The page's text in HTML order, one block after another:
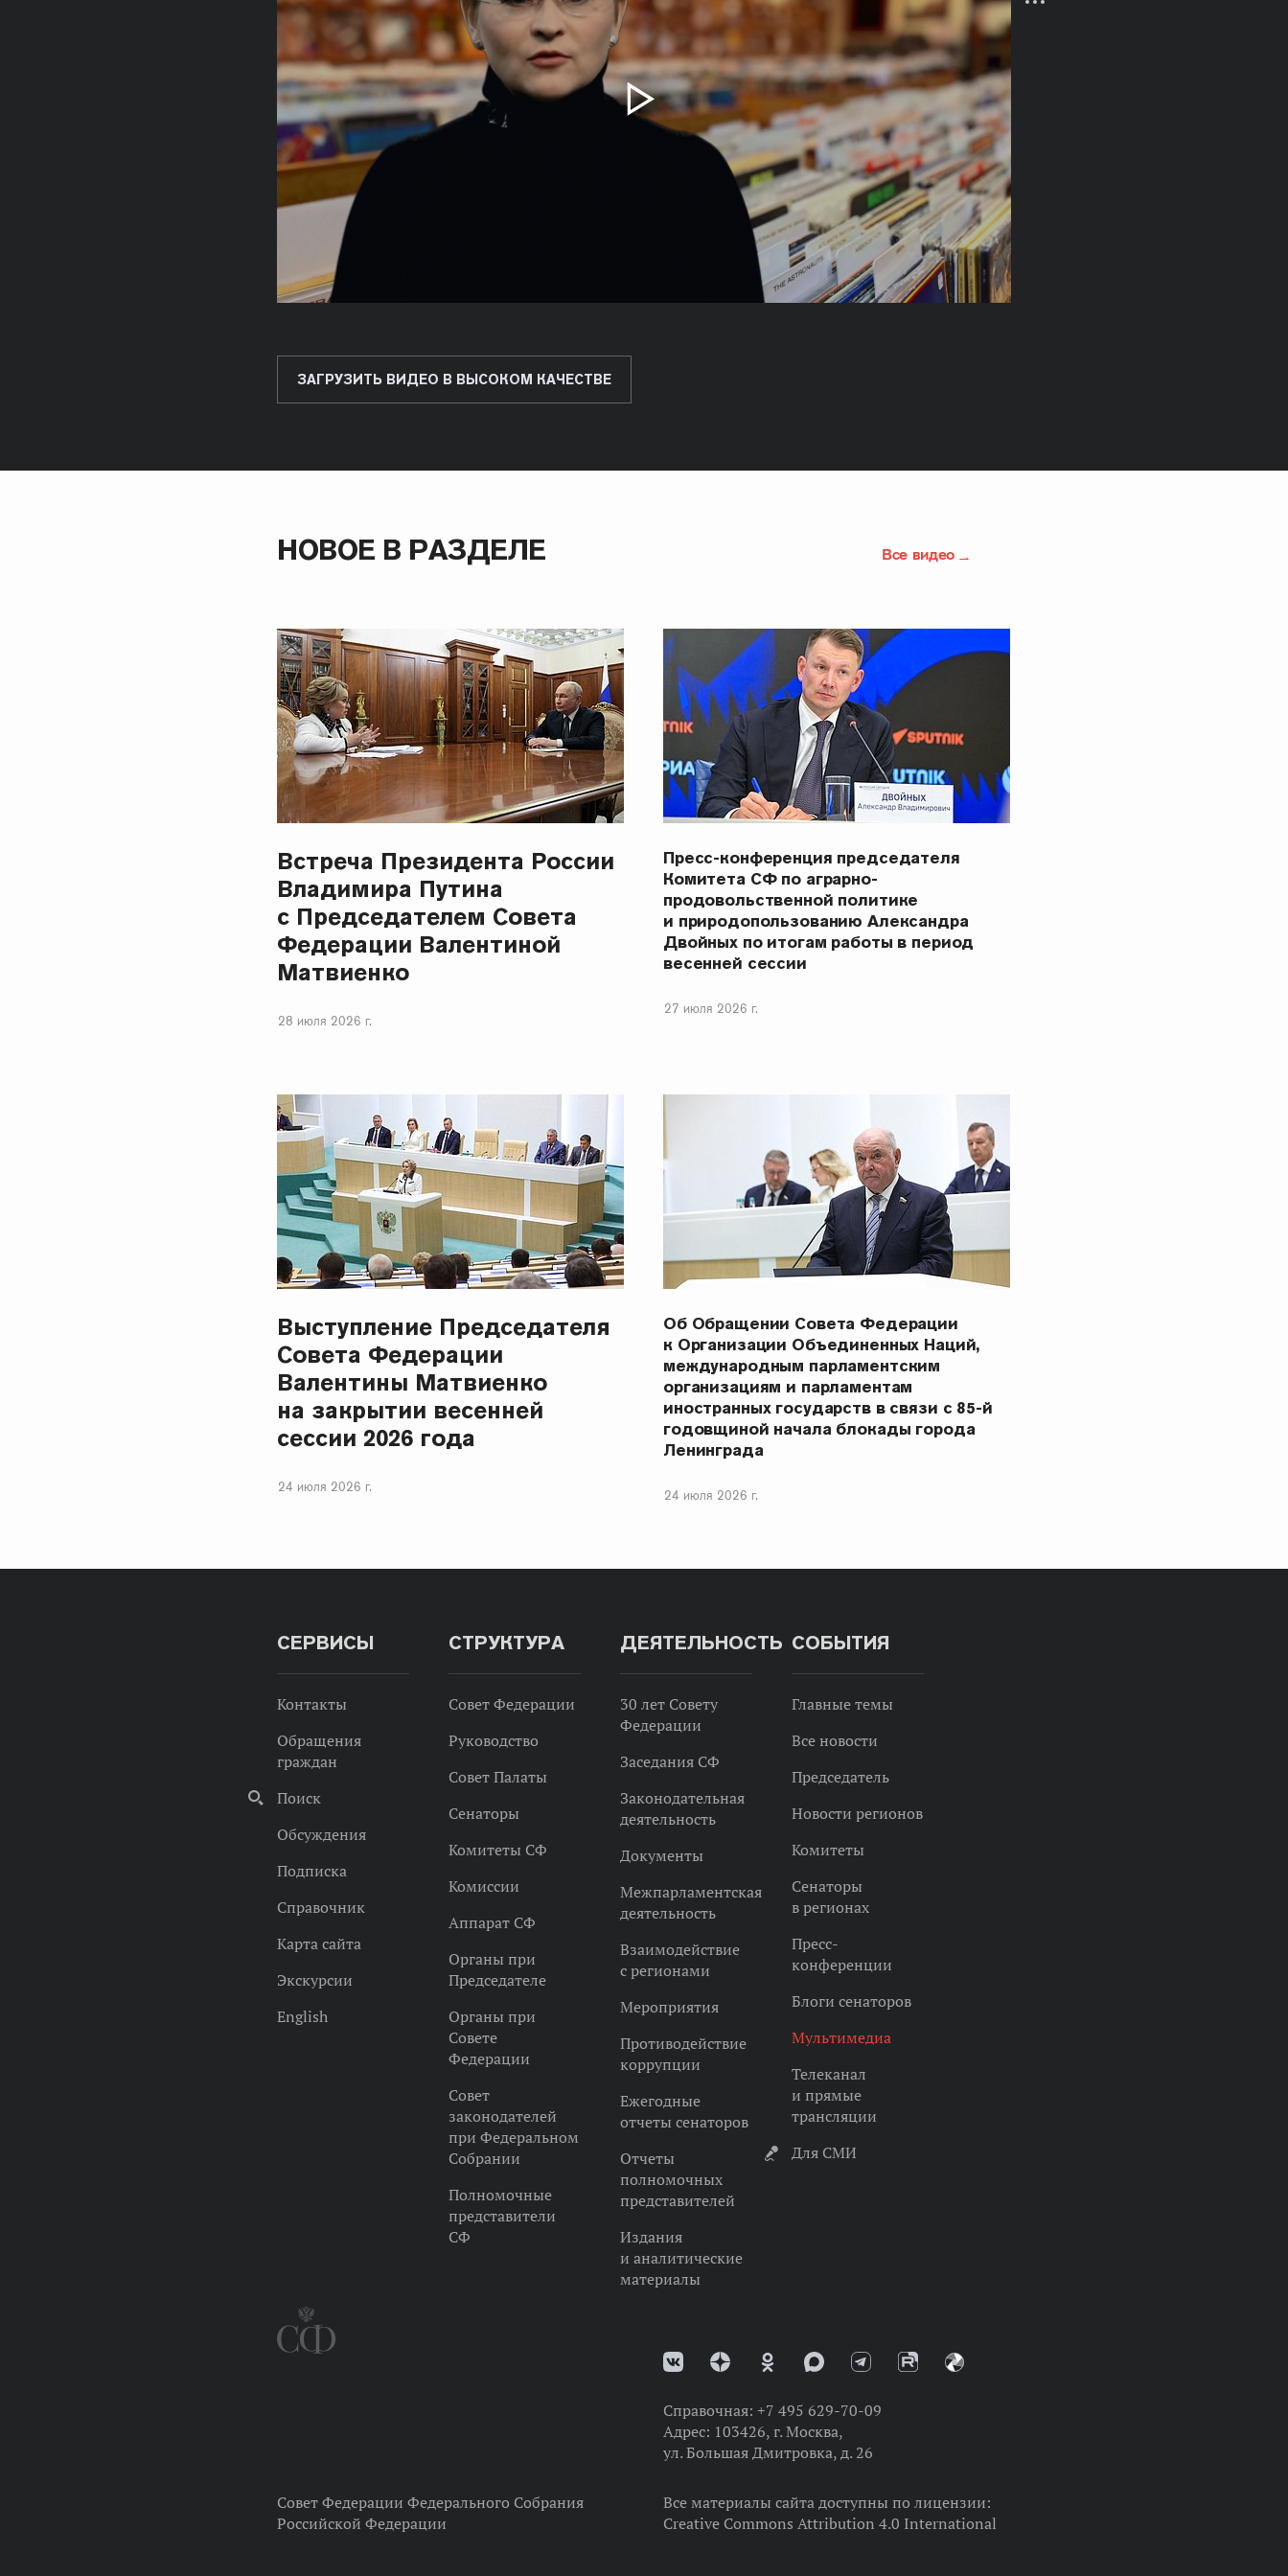
ЗАГРУЗИТЬ ВИДЕО В ВЫСОКОМ КАЧЕСТВЕ
НОВОЕ В РАЗДЕЛЕ Все видео
Встреча Президента России
Владимира Путина
с Председателем Совета
Федерации Валентиной
Матвиенко
28 июля 2026 г.
Пресс-конференция председателя
Комитета СФ по аграрно-
продовольственной политике
и природопользованию Александра
Двойных по итогам работы в период
весенней сессии
27 июля 2026 г.
Выступление Председателя
Совета Федерации
Валентины Матвиенко
на закрытии весенней
сессии 2026 года
24 июля 2026 г.
Об Обращении Совета Федерации
к Организации Объединенных Наций,
международным парламентским
организациям и парламентам
иностранных государств в связи с 85-й
годовщиной начала блокады города
Ленинграда
24 июля 2026 г.
СЕРВИСЫ
Контакты
Обращения
граждан
Поиск
Обсуждения
Подписка
Справочник
Карта сайта
Экскурсии
English
СТРУКТУРА
Совет Федерации
Руководство
Совет Палаты
Сенаторы
Комитеты СФ
Комиссии
Аппарат СФ
Органы при
Председателе
Органы при
Совете
Федерации
Совет
законодателей
при Федеральном
Собрании
Полномочные
представители
СФ
ДЕЯТЕЛЬНОСТЬ
30 лет Совету
Федерации
Заседания СФ
Законодательная
деятельность
Документы
Межпарламентская
деятельность
Взаимодействие
с регионами
Мероприятия
Противодействие
коррупции
Ежегодные
отчеты сенаторов
Отчеты
полномочных
представителей
Издания
и аналитические
материалы
СОБЫТИЯ
Главные темы
Все новости
Председатель
Новости регионов
Комитеты
Сенаторы
в регионах
Пресс-
конференции
Блоги сенаторов
Мультимедиа
Телеканал
и прямые
трансляции
Для СМИ
Справочная: +7 495 629-70-09
Адрес: 103426, г. Москва,
ул. Большая Дмитровка, д. 26
Совет Федерации Федерального Собрания
Российской Федерации
Все материалы сайта доступны по лицензии:
Creative Commons Attribution 4.0 International